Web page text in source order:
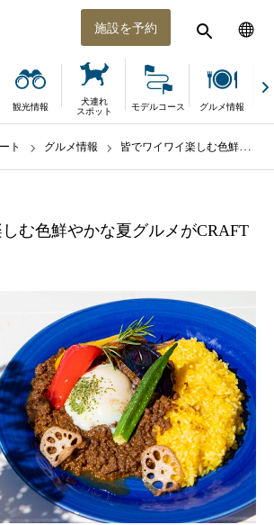
施設を予約
観光情報
犬連れ
スポット
モデルコース グルメ情報
ト グルメ情報 皆でワイワイ楽しむ色鮮やかな夏グルメがCRAFT CIRCUSに登場
む色鮮やかな夏グルメがCRAFT